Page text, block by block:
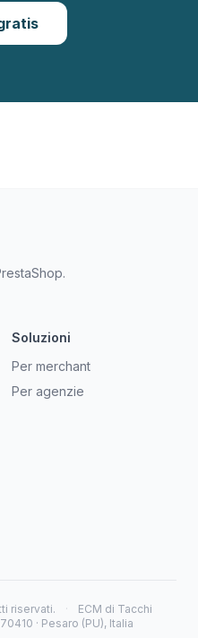
Soluzioni
Per merchant
Per agenzie
riservati. ·
ECM di Tacchi
· Pesaro (PU), Italia